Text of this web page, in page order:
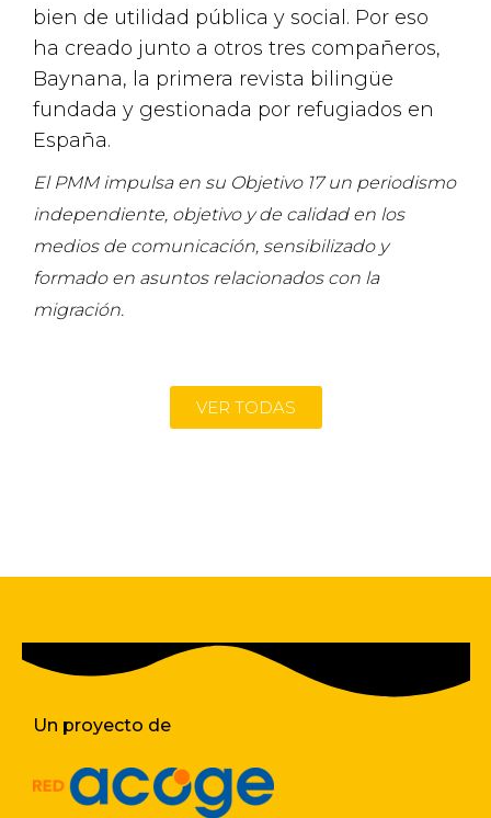
bien de utilidad pública y social. Por eso
ha creado junto a otros tres compañeros,
Baynana, la primera revista bilingüe
fundada y gestionada por refugiados en
España.
El PMM impulsa en su Objetivo 17 un periodismo
independiente, objetivo y de calidad en los
medios de comunicación, sensibilizado y
formado en asuntos relacionados con la
migración.
VER TODAS
Un proyecto de